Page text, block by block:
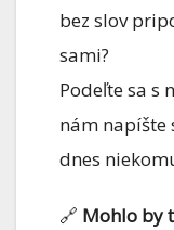
bez slov
sami?
Podeľte sa s
nám napíšte
dnes
🔗 Mohlo by